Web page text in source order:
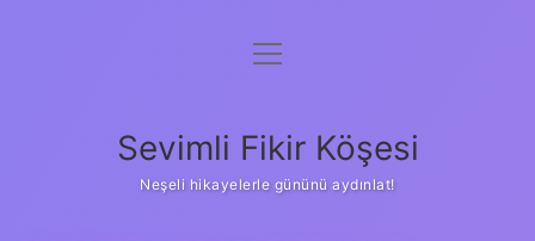
Anasayfa
Yasal Uyarı
menüyü
Sevimli Fikir Köşesi
Neşeli hikayelerle gününü aydınlat!